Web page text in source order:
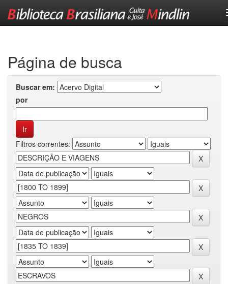
Página de busca
Buscar em:
por
Filtros correntes: